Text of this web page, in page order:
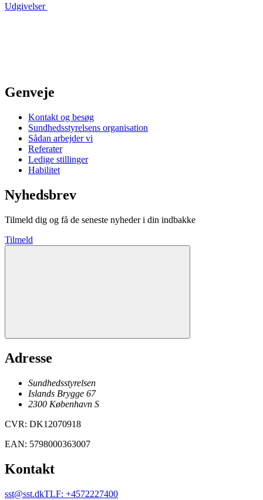
Udgivelser
Genveje
Kontakt og besøg
Sundhedsstyrelsens organisation
Sådan arbejder vi
Referater
Ledige stillinger
Habilitet
Nyhedsbrev
Tilmeld dig og få de seneste nyheder i din indbakke
Tilmeld
Adresse
Sundhedsstyrelsen
Islands Brygge 67
2300 København S
CVR: DK12070918
EAN: 5798000363007
Kontakt
sst@sst.dkTLF: +4572227400